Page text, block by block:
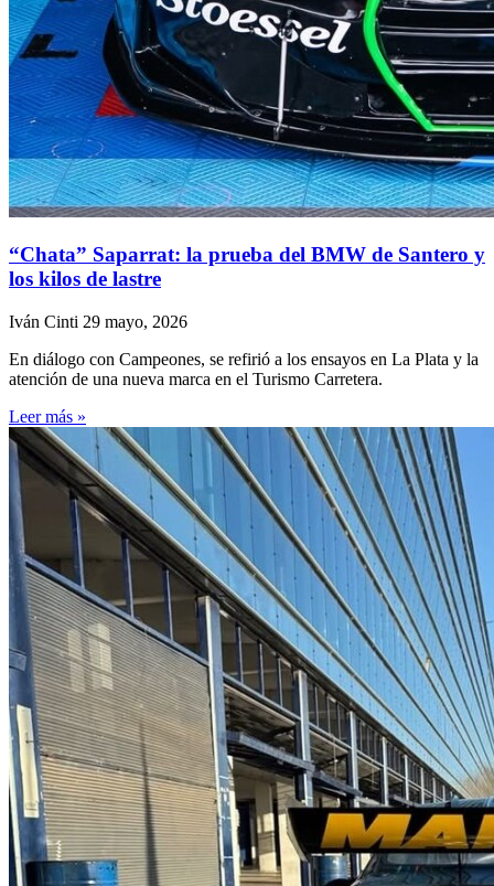
“Chata” Saparrat: la prueba del BMW de Santero y
los kilos de lastre
Iván Cinti 29 mayo, 2026
En diálogo con Campeones, se refirió a los ensayos en La Plata y la
atención de una nueva marca en el Turismo Carretera.
Leer más »